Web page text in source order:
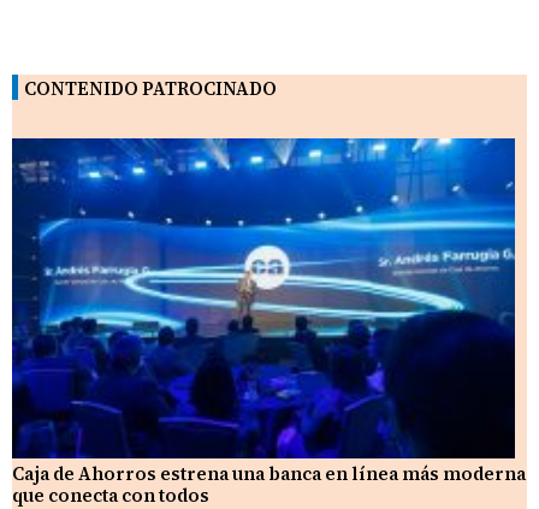
CONTENIDO PATROCINADO
Caja de Ahorros estrena una banca en línea más moderna
que conecta con todos